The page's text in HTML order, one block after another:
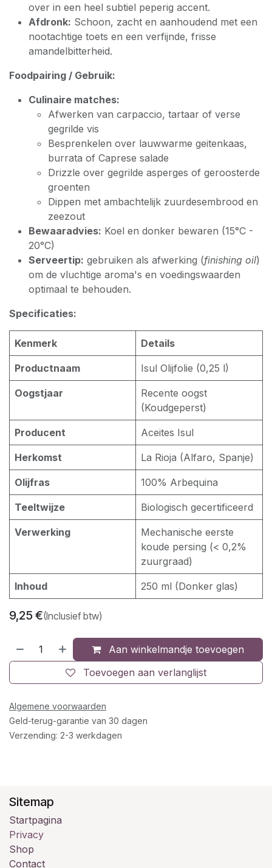
over in een heel subtiel peperig accent.
Afdronk: Schoon, zacht en aanhoudend met een
nootachtige toets en een verfijnde, frisse
amandelbitterheid.
Foodpairing / Gebruik:
Culinaire matches:
Afwerken van carpaccio, tartaar of verse
gegrilde vis
Besprenkelen over lauwwarme geitenkaas,
burrata of Caprese salade
Drizzle over gegrilde asperges of geroosterde
groenten
Dippen met ambachtelijk zuurdesembrood en
zeezout
Bewaaradvies: Koel en donker bewaren (15°C -
20°C)
Serveertip: gebruiken als afwerking (finishing oil)
om de vluchtige aroma's en voedingswaarden
optimaal te behouden.
Specificaties:
Kenmerk Details
Productnaam Isul Olijfolie (0,25 l)
Oogstjaar
Recente oogst
(Koudgeperst)
Producent Aceites Isul
Herkomst La Rioja (Alfaro, Spanje)
Olijfras 100% Arbequina
Teeltwijze Biologisch gecertificeerd
Verwerking
Mechanische eerste
koude persing (< 0,2%
zuurgraad)
Inhoud 250 ml (Donker glas)
9,25 €(Inclusief btw)
Aan winkelmandje toevoegen
Toevoegen aan verlanglijst
Algemene voorwaarden
Geld-terug-garantie van 30 dagen
Verzending: 2-3 werkdagen
Sitemap
Startpagina
Privacy
Shop
Contact